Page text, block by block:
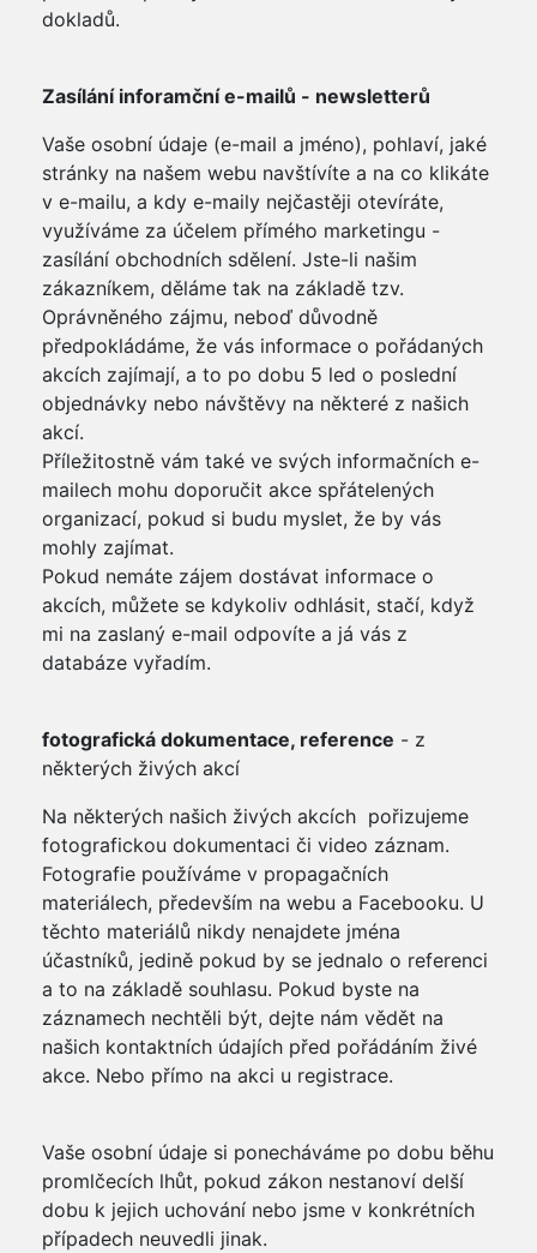
dokladů.
Zasílání inforamční e-mailů - newsletterů
Vaše osobní údaje (e-mail a jméno), pohlaví, jaké
stránky na našem webu navštívíte a na co klikáte
v e-mailu, a kdy e-maily nejčastěji otevíráte,
využíváme za účelem přímého marketingu -
zasílání obchodních sdělení. Jste-li našim
zákazníkem, děláme tak na základě tzv.
Oprávněného zájmu, neboď důvodně
předpokládáme, že vás informace o pořádaných
akcích zajímají, a to po dobu 5 led o poslední
objednávky nebo návštěvy na některé z našich
akcí.
Příležitostně vám také ve svých informačních e-
mailech mohu doporučit akce spřátelených
organizací, pokud si budu myslet, že by vás
mohly zajímat.
Pokud nemáte zájem dostávat informace o
akcích, můžete se kdykoliv odhlásit, stačí, když
mi na zaslaný e-mail odpovíte a já vás z
databáze vyřadím.
fotografická dokumentace, reference - z
některých živých akcí
Na některých našich živých akcích pořizujeme
fotografickou dokumentaci či video záznam.
Fotografie používáme v propagačních
materiálech, především na webu a Facebooku. U
těchto materiálů nikdy nenajdete jména
účastníků, jedině pokud by se jednalo o referenci
a to na základě souhlasu. Pokud byste na
záznamech nechtěli být, dejte nám vědět na
našich kontaktních údajích před pořádáním živé
akce. Nebo přímo na akci u registrace.
Vaše osobní údaje si ponecháváme po dobu běhu
promlčecích lhůt, pokud zákon nestanoví delší
dobu k jejich uchování nebo jsme v konkrétních
případech neuvedli jinak.